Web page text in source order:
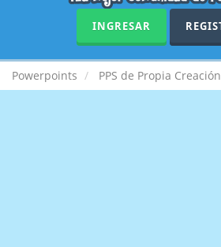
INGRESAR
Powerpoints PPS de Propia Creación